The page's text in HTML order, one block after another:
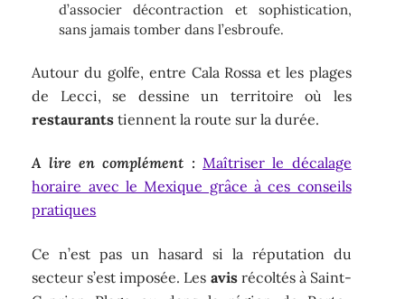
d’associer décontraction et sophistication,
sans jamais tomber dans l’esbroufe.
Autour du golfe, entre Cala Rossa et les plages
de Lecci, se dessine un territoire où les
restaurants tiennent la route sur la durée.
A lire en complément : Maîtriser le décalage
horaire avec le Mexique grâce à ces conseils
pratiques
Ce n’est pas un hasard si la réputation du
secteur s’est imposée. Les avisrécoltés à Saint-